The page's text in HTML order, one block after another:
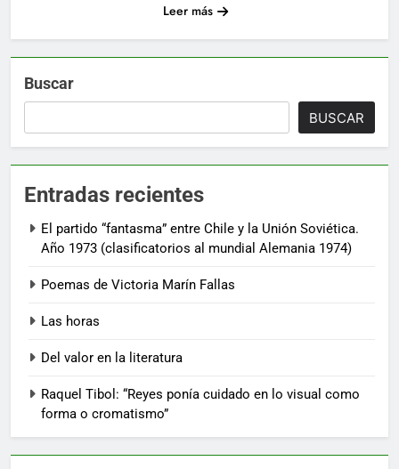
Leer más
Buscar
BUSCAR
Entradas recientes
El partido “fantasma” entre Chile y la Unión Soviética.
Año 1973 (clasificatorios al mundial Alemania 1974)
Poemas de Victoria Marín Fallas
Las horas
Del valor en la literatura
Raquel Tibol: “Reyes ponía cuidado en lo visual como
forma o cromatismo”